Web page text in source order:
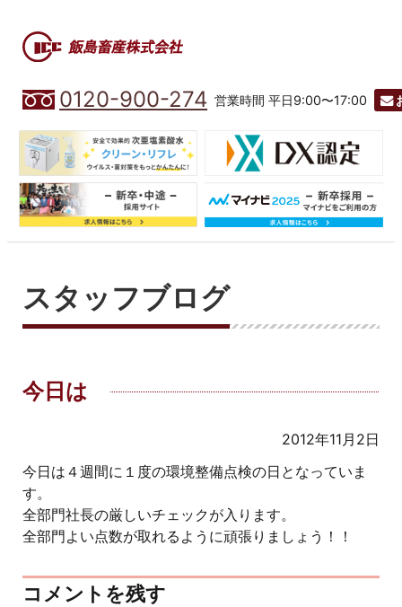
0120-900-274 営業時間 平日9:00〜17:00
スタッフブログ
今日は
2012年11月2日
今日は４週間に１度の環境整備点検の日となっていま
す。
全部門社長の厳しいチェックが入ります。
全部門よい点数が取れるように頑張りましょう！！
コメントを残す